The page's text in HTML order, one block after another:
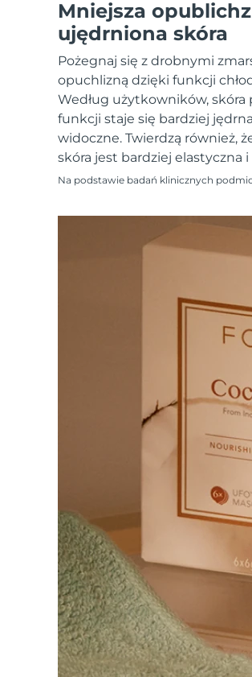
Mniejsza
ujędrniona skóra
Pożegnaj się z drobnymi
opuchlizną dzięki funkcji
Według użytkowników, skóra
funkcji staje się bardziej
widoczne. Twierdzą również,
skóra jest bardziej elastyczna i
Na podstawie badań klinicznych
All acne treatment devices
All revitalizing eye
Pielęgnacja skóry
Advanced pore care
LUNA™ Dual-Peptide
Serum
issa™ Teeth
18% PAP
Kosmetyki Mężczyźni
Kupuj